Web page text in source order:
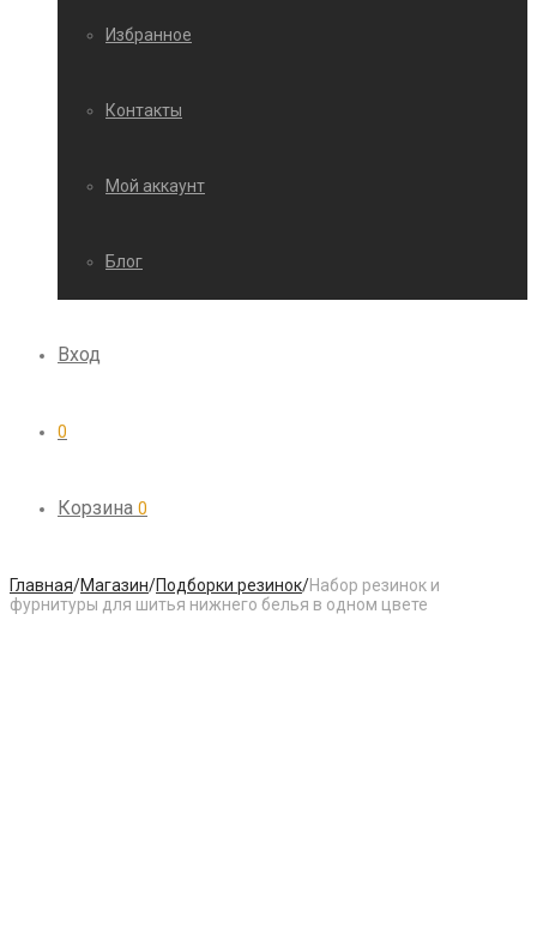
Избранное
Контакты
Мой аккаунт
Блог
Вход
0
Корзина 0
Главная/Магазин/Подборки резинок/Набор резинок и
фурнитуры для шитья нижнего белья в одном цвете